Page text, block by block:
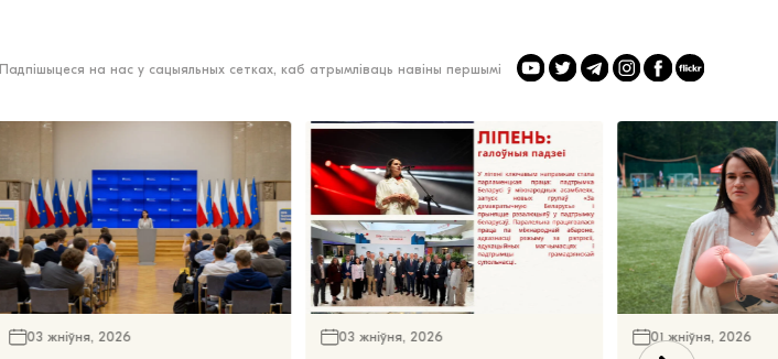
Падпішыцеся на нас у сацыяльных сетках, каб атрымліваць навіны першымі
03 жніўня, 2026 03 жніўня, 2026 01 жніўня, 2026